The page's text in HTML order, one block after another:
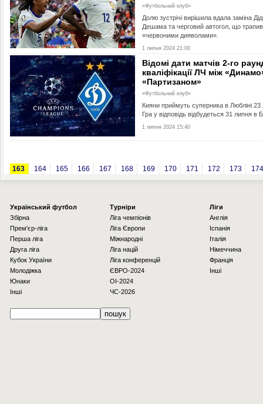
«Футбольний клуб»
Долю зустрічі вирішила вдала заміна
Дешама та черговий автогол, що
«червоними дияволами».
1 липня 2024 21:00
Відомі дати матчів 2-го
кваліфікації ЛЧ між
«Партизаном»
«Футбольний клуб»
Кияни приймуть суперника в Любліні 23
Гра у відповідь відбудеться 31 липня в
1 липня 2024 15:40
163 164 165 166 167 168 169 170 171 172 173 174
Українcький футбол
Збірна
Прем'єр-ліга
Перша ліга
Друга ліга
Кубок України
Молодіжка
Юнаки
Інші
Турніри
Ліга чемпіонів
Ліга Європи
Міжнародні
Ліга націй
Ліга конференцій
ЄВРО-2024
OI-2024
ЧС-2026
Ліги
Англія
Іспанія
Італія
Німеччина
Франція
Інші